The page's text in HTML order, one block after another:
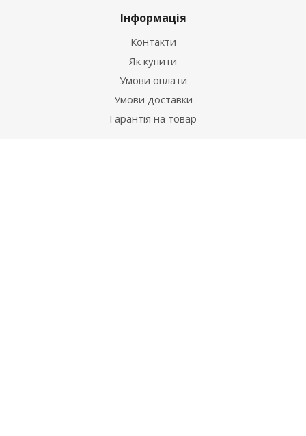
Інформація
Контакти
Як купити
Умови оплати
Умови доставки
Гарантія на товар